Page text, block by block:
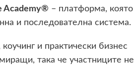
Academy® – платформа, която
и последователна система.
и практически бизнес
така че участниците не